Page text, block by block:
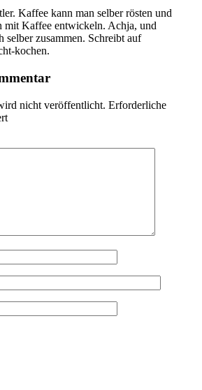
Kaffee kann man selber rösten und
mit Kaffee entwickeln. Achja, und
selber zusammen. Schreibt auf
kochen.
nicht veröffentlicht. Erforderliche